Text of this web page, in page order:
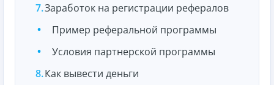
Заработок на регистрации рефералов
Пример реферальной программы
Условия партнерской программы
Как вывести деньги